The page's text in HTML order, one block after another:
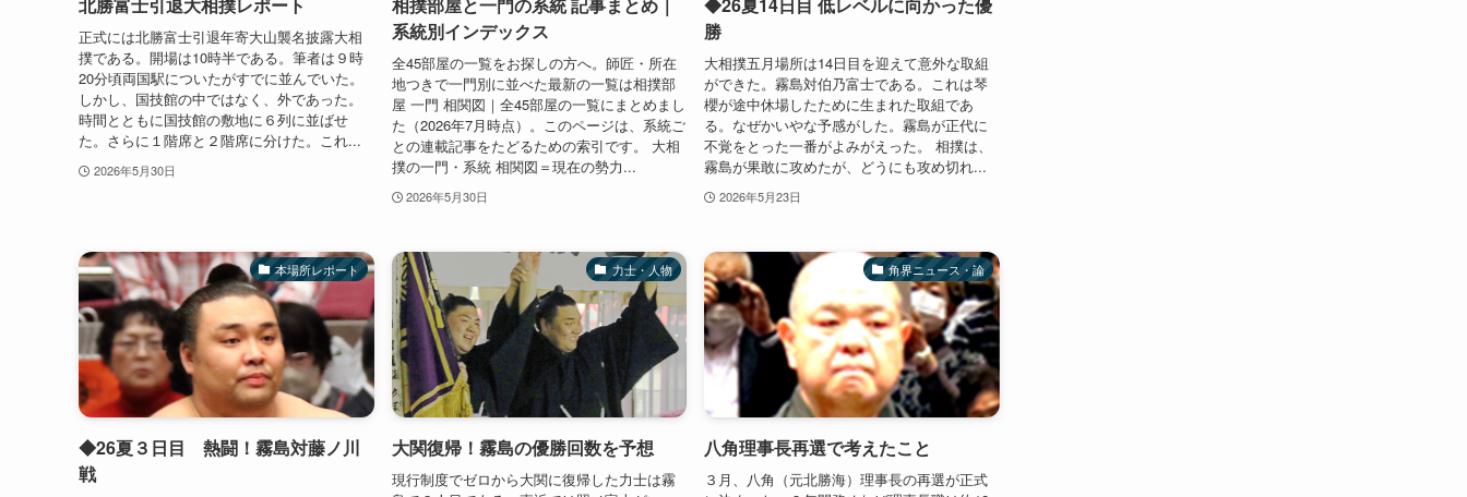
北勝富士引退大相撲レポート
正式には北勝富士引退年寄大山襲名披露大相
撲である。開場は10時半である。筆者は９時
20分頃両国駅についたがすでに並んでいた。
しかし、国技館の中ではなく、外であった。
時間とともに国技館の敷地に６列に並ばせ
た。さらに１階席と２階席に分けた。これ...
2026年5月30日
相撲部屋と一門の系統 記事まとめ｜
系統別インデックス
全45部屋の一覧をお探しの方へ。師匠・所在
地つきで一門別に並べた最新の一覧は相撲部
屋 一門 相関図｜全45部屋の一覧にまとめまし
た（2026年7月時点）。このページは、系統ご
との連載記事をたどるための索引です。 大相
撲の一門・系統 相関図＝現在の勢力...
2026年5月30日
◆26夏14日目 低レベルに向かった優
勝
大相撲五月場所は14日目を迎えて意外な取組
ができた。霧島対伯乃富士である。これは琴
櫻が途中休場したために生まれた取組であ
る。なぜかいやな予感がした。霧島が正代に
不覚をとった一番がよみがえった。 相撲は、
霧島が果敢に攻めたが、どうにも攻め切れ...
2026年5月23日
本場所レポート
◆26夏３日目 熱闘！霧島対藤ノ川
戦
力士・人物
大関復帰！霧島の優勝回数を予想
現行制度でゼロから大関に復帰した力士は霧
角界ニュース・論
八角理事長再選で考えたこと
３月、八角（元北勝海）理事長の再選が正式